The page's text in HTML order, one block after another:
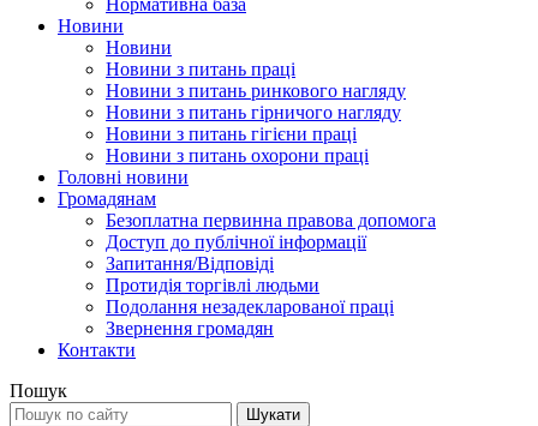
Нормативна база
Новини
Новини
Новини з питань праці
Новини з питань ринкового нагляду
Новини з питань гірничого нагляду
Новини з питань гігієни праці
Новини з питань охорони праці
Головні новини
Громадянам
Безоплатна первинна правова допомога
Доступ до публічної інформації
Запитання/Відповіді
Протидія торгівлі людьми
Подолання незадекларованої праці
Звернення громадян
Контакти
Пошук